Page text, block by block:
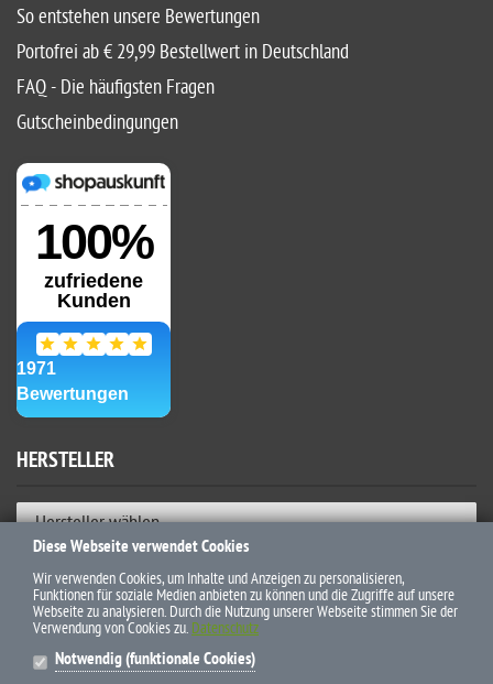
So entstehen unsere Bewertungen
Portofrei ab € 29,99 Bestellwert in Deutschland
FAQ - Die häufigsten Fragen
Gutscheinbedingungen
HERSTELLER
Hersteller wählen
ZAHLUNGSWEISEN
Diese Webseite verwendet Cookies
Wir verwenden Cookies, um Inhalte und Anzeigen zu personalisieren,
Funktionen für soziale Medien anbieten zu können und die Zugriffe auf unsere
Webseite zu analysieren. Durch die Nutzung unserer Webseite stimmen Sie der
Verwendung von Cookies zu. Datenschutz
Notwendig (funktionale Cookies)